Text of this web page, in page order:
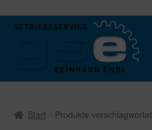
Zur
Zum
Start Produkte